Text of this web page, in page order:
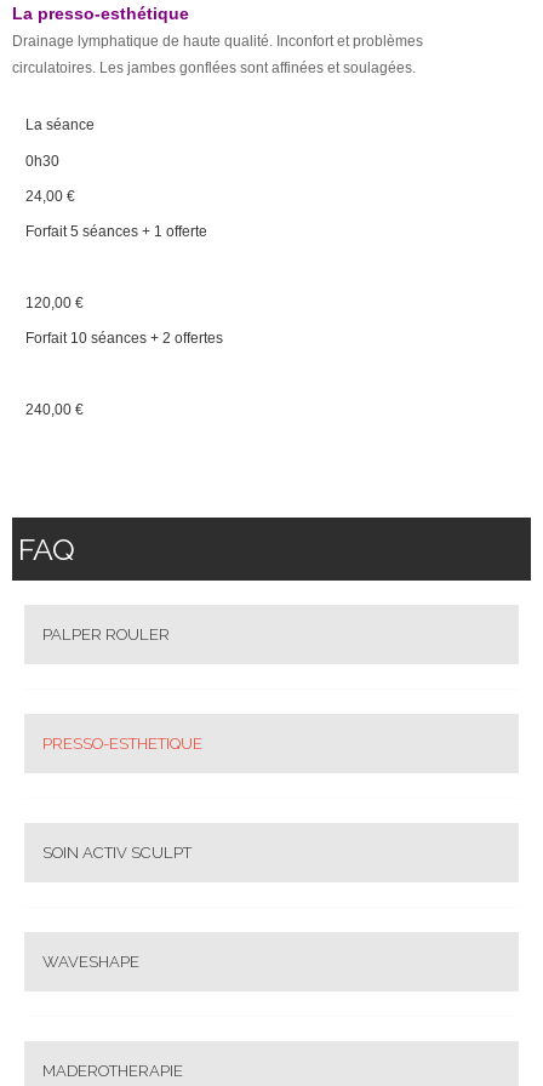
La presso-esthétique
Drainage lymphatique de haute qualité. Inconfort et problèmes
circulatoires. Les jambes gonflées sont affinées et soulagées.
La séance
0h30
24,00 €
Forfait 5 séances + 1 offerte
120,00 €
Forfait 10 séances + 2 offertes
240,00 €
FAQ
PALPER ROULER
PRESSO-ESTHETIQUE
SOIN ACTIV SCULPT
WAVESHAPE
MADEROTHERAPIE